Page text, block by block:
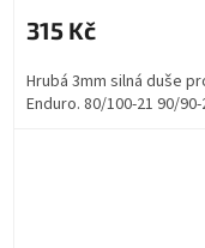
315 Kč
Hrubá 3mm silná duše
Enduro. 80/100-21 90/